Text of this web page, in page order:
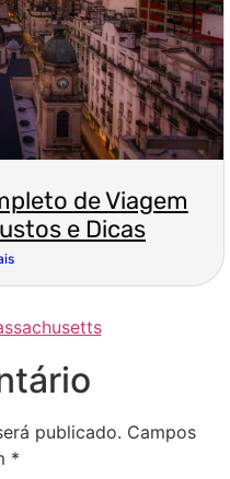
de Viagem
e Dicas
publicado. Campos
*